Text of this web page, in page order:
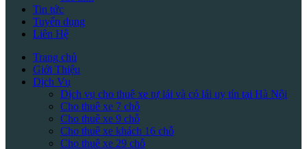
Tin tức
Tuyển dụng
Liên Hệ
Trang chủ
Giới Thiệu
Dịch Vụ
Dịch vụ cho thuê xe tự lái và có lái uy tín tại Hà Nội
Cho thuê xe 7 chỗ
Cho thuê xe 9 chỗ
Cho thuê xe khách 16 chỗ
Cho thuê xe 29 chỗ